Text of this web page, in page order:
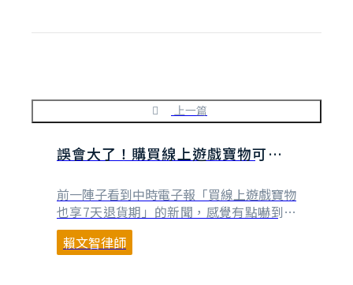
上一篇
誤會大了！購買線上遊戲寶物可以無
前一陣子看到中時電子報「買線上遊戲寶物
也享7天退貨期」的新聞，感覺有點嚇到，
雖然《線上遊戲定型化契約範本暨其應記載
及不得記載事項》的修正我沒有全程參與，
賴文智律師